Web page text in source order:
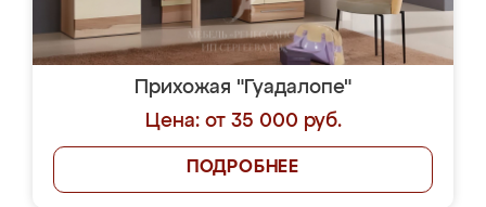
Прихожая "Гуадалопе"
Цена: от 35 000 руб.
ПОДРОБНЕЕ